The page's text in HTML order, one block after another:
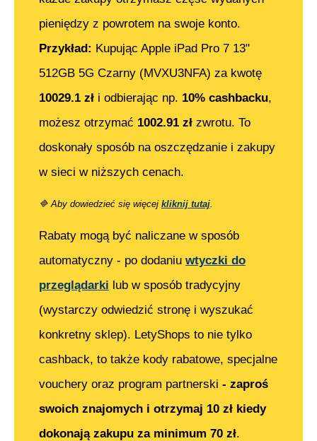
pieniędzy z powrotem na swoje konto.
Przykład: Kupując Apple iPad Pro 7 13"
512GB 5G Czarny (MVXU3NFA) za kwotę
10029.1 zł i odbierając np. 10% cashbacku,
możesz otrzymać 1002.91 zł zwrotu. To
doskonały sposób na oszczędzanie i zakupy
w sieci w niższych cenach.
🔷 Aby dowiedzieć się więcej kliknij tutaj
Rabaty mogą być naliczane w sposób
automatyczny - po dodaniu wtyczki do
przeglądarki lub w sposób tradycyjny
(wystarczy odwiedzić stronę i wyszukać
konkretny sklep). LetyShops to nie tylko
cashback, to także kody rabatowe, specjalne
vouchery oraz program partnerski - zaproś
swoich znajomych i otrzymaj 10 zł kiedy
dokonają zakupu za minimum 70 zł.